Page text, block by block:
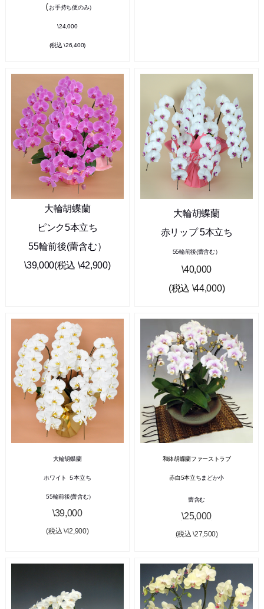
（お手持ち便のみ）
\24,000
(税込 \26,400)
大輪胡蝶蘭
ピンク5本立ち
55輪前後(蕾含む）
\39,000(税込 \42,900)
大輪胡蝶蘭
赤リップ 5本立ち
55輪前後(蕾含む）
\40,000
(税込 \44,000)
大輪胡蝶蘭
ホワイト ５本立ち
55輪前後(蕾含む）
\39,000
(税込 \42,900)
和鉢胡蝶蘭ファーストラブ
赤白5本立ちまどか小
蕾含む
\25,000
(税込 \27,500)